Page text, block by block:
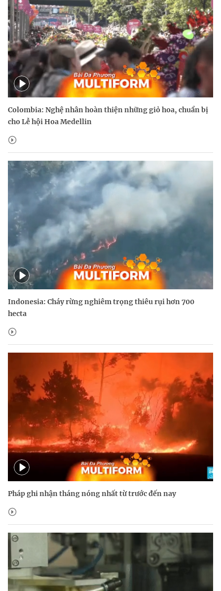
Colombia: Nghệ nhân hoàn thiện những giỏ hoa, chuẩn bị
cho Lễ hội Hoa Medellin
Indonesia: Cháy rừng nghiêm trọng thiêu rụi hơn 700
hecta
Pháp ghi nhận tháng nóng nhất từ trước đến nay